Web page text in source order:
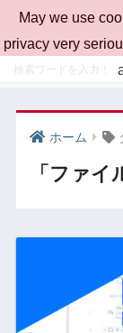
ホーム
「ファ
May we use
privacy very